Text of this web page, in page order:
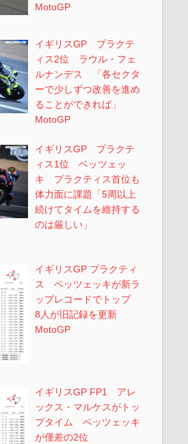
MotoGP
イギリスGP プラクテ
ィス2位 ラウル・フェ
ルナンデス 「各セクタ
ーで少しずつ改善を進め
ることができれば」
MotoGP
イギリスGP プラクテ
ィス1位 ベッツェッ
キ プラクティス首位も
体力面に課題「5周以上
続けてタイムを維持する
のは厳しい」
イギリスGP プラクティ
ス ベッツェッキが新ラ
ップレコードでトップ
8人が旧記録を更新
MotoGP
イギリスGP FP1 アレ
ックス・マルケスがトッ
プタイム ベッツェッキ
が僅差の2位